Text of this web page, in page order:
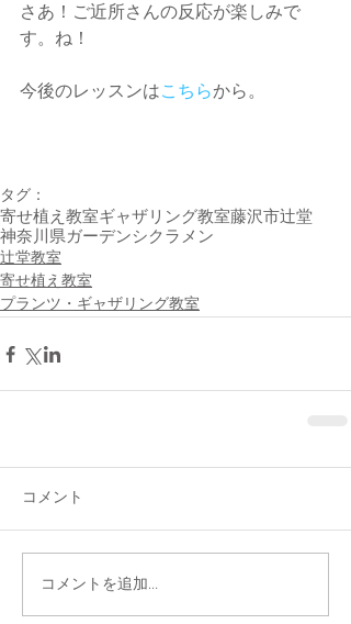
さあ！ご近所さんの反応が楽しみで
す。ね！
今後のレッスンはこちらから。
タグ：
寄せ植え教室ギャザリング教室藤沢市辻堂
神奈川県ガーデンシクラメン
辻堂教室
寄せ植え教室
プランツ・ギャザリング教室
コメント
コメントを追加…